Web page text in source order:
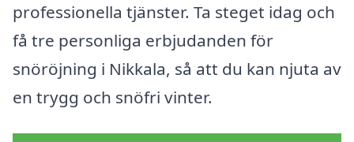
professionella tjänster. Ta steget idag och
få tre personliga erbjudanden för
snöröjning i Nikkala, så att du kan njuta av
en trygg och snöfri vinter.